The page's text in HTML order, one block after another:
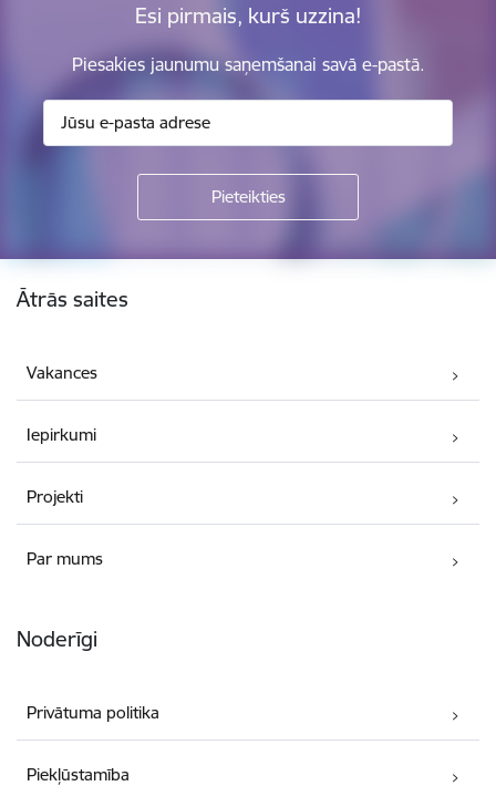
Esi pirmais, kurš uzzina!
Piesakies jaunumu saņemšanai savā e-pastā.
Kājene
Ātrās saites
Vakances
Iepirkumi
Projekti
Par mums
Noderīgi
Privātuma politika
Piekļūstamība